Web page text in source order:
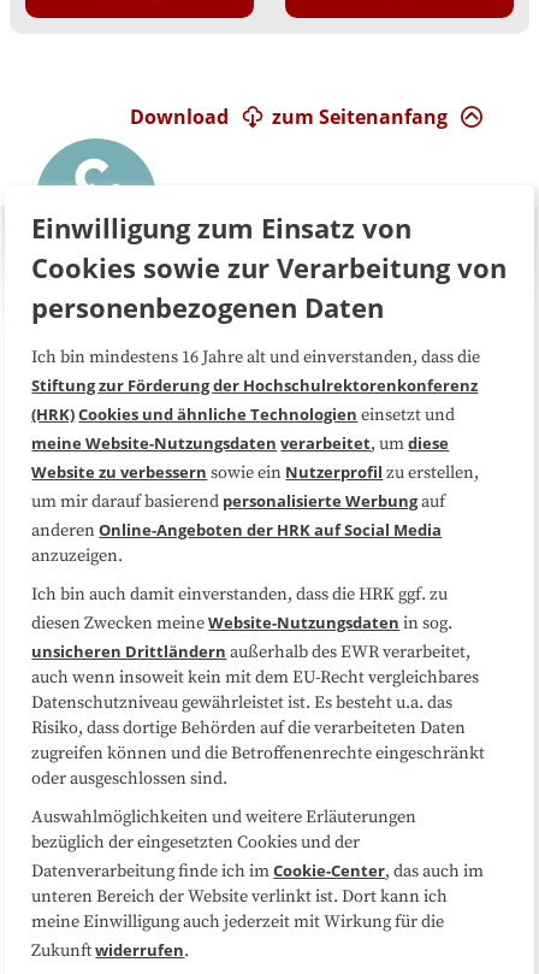
zum Seitenanfang
Download
Über uns FAQ
Medienarbeit Kooperationen
Datenschutzerklärung Impressum
Sitemap
Folgen Sie uns
Einwilligung zum Einsatz von
Cookies sowie zur Verarbeitung von
personenbezogenen Daten
Ich bin mindestens 16 Jahre alt und einverstanden, dass die
Stiftung zur Förderung der Hochschulrektorenkonferenz
(HRK)Cookies und ähnliche Technologien einsetzt und
meine Website-Nutzungsdaten verarbeitet, umdiese
Website zu verbessern sowie ein Nutzerprofil zu erstellen,
um mir darauf basierend personalisierte Werbungauf
anderenOnline-Angeboten der HRK auf Social Media
anzuzeigen.
Ich bin auch damit einverstanden, dass die HRK ggf. zu
diesen Zwecken meineWebsite-Nutzungsdaten in sog.
unsicheren Drittländern außerhalb des EWR verarbeitet,
auch wenn insoweit kein mit dem EU-Recht vergleichbares
Datenschutzniveau gewährleistet ist. Es besteht u.a. das
Risiko, dass dortige Behörden auf die verarbeiteten Daten
zugreifen können und die Betroffenenrechte eingeschränkt
oder ausgeschlossen sind.
Auswahlmöglichkeiten und weitere Erläuterungen
bezüglich der eingesetzten Cookies und der
Datenverarbeitung finde ich imCookie-Center, das auch im
unteren Bereich der Website verlinkt ist. Dort kann ich
meine Einwilligung auch jederzeit mit Wirkung für die
Zukunftwiderrufen.